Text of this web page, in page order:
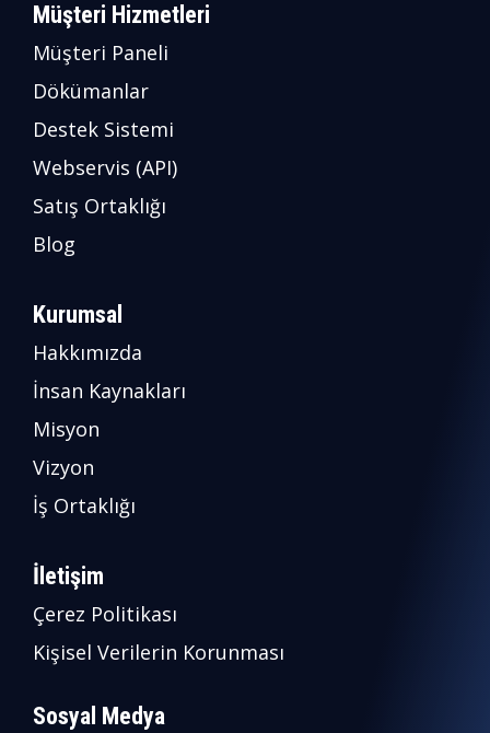
Müşteri Hizmetleri
Müşteri Paneli
Dökümanlar
Destek Sistemi
Webservis (API)
Satış Ortaklığı
Blog
Kurumsal
Hakkımızda
İnsan Kaynakları
Misyon
Vizyon
İş Ortaklığı
İletişim
Çerez Politikası
Kişisel Verilerin Korunması
Sosyal Medya